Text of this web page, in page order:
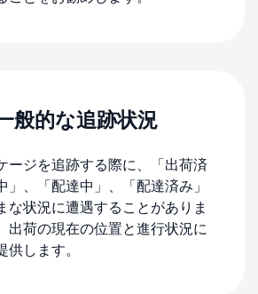
般的な追跡状況
ージを追跡する際に、「出荷済
」、「配達中」、「配達済み」
な状況に遭遇することがありま
出荷の現在の位置と進行状況に
します。